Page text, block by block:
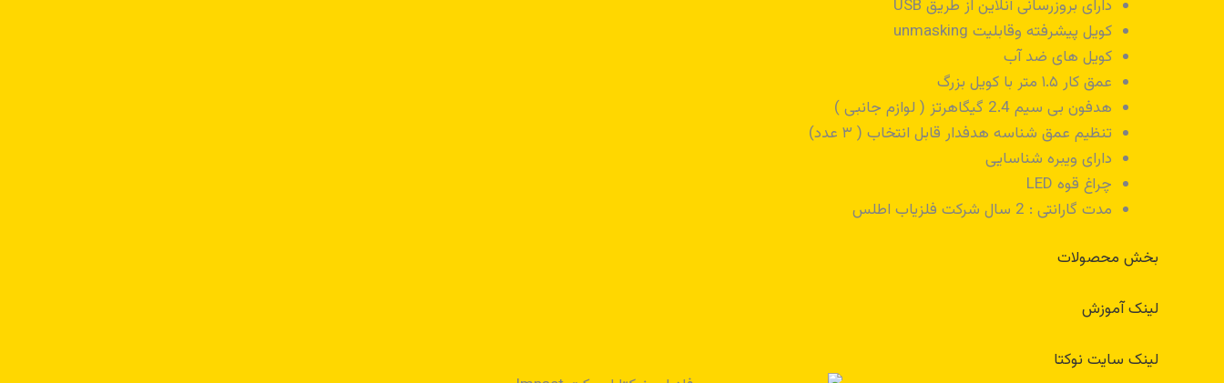
دارای بروزرسانی آنلاین از طریق USB
کویل پیشرفته و‌قابلیت unmasking
کویل های ضد آب
عمق کار ۱.۵ متر با کویل بزرگ
هدفون بی سیم 2.4 گیگاهرتز ( لوازم جانبی )
تنظیم عمق شناسه هدفدار قابل انتخاب ( ۳ عدد)
دارای ویبره شناسایی
چراغ قوه LED
مدت گارانتی : 2 سال شرکت فلزیاب اطلس
بخش محصولات
لینک آموزش
لینک سایت نوکتا